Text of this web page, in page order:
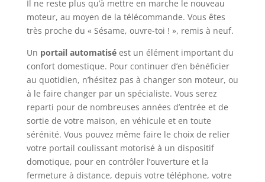
Il ne reste plus qu’à mettre en marche le nouveau
moteur, au moyen de la télécommande. Vous êtes
très proche du « Sésame, ouvre-toi ! », remis à neuf.
Un portail automatiséest un élément important du
confort domestique. Pour continuer d’en bénéficier
au quotidien, n’hésitez pas à changer son moteur, ou
à le faire changer par un spécialiste. Vous serez
reparti pour de nombreuses années d’entrée et de
sortie de votre maison, en véhicule et en toute
sérénité. Vous pouvez même faire le choix de relier
votre portail coulissant motorisé à un dispositif
domotique, pour en contrôler l’ouverture et la
fermeture à distance, depuis votre téléphone, votre